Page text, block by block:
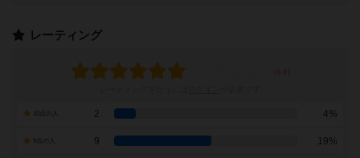
レーティング
2 4%
9点の人 9 19%